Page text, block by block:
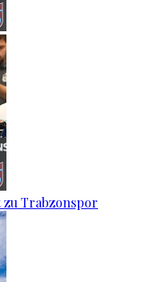
zu Trabzonspor